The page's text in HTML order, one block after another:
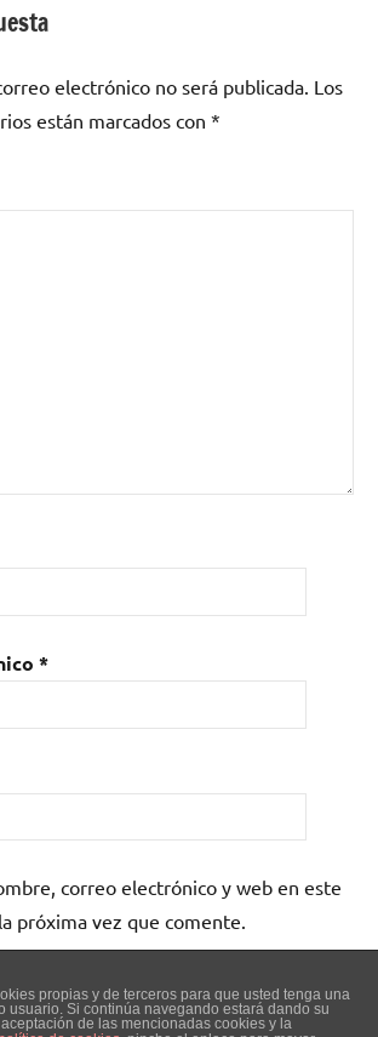
electrónico no será publicada. Los
están marcados con *
*
correo electrónico y web en este
próxima vez que comente.
propias y de terceros para que usted tenga una
usuario. Si continúa navegando estará dando su
de las mencionadas cookies y la